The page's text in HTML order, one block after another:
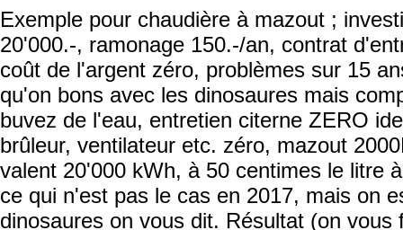
Exemple pour chaudière à mazout ;
20'000.-, ramonage 150.-/an, contrat
coût de l'argent zéro, problèmes sur 15
qu'on bons avec les dinosaures mais
buvez de l'eau, entretien citerne ZERO
brûleur, ventilateur etc. zéro, mazout
valent 20'000 kWh, à 50 centimes le litre
ce qui n'est pas le cas en 2017, mais on
dinosaures on vous dit. Résultat (on vous